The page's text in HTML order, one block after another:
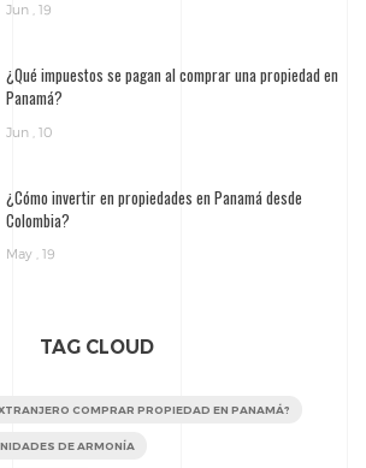
Jun , 19
¿Qué impuestos se pagan al comprar una propiedad en
Panamá?
Jun , 10
¿Cómo invertir en propiedades en Panamá desde
Colombia?
May , 19
TAG CLOUD
COMPRAR PROPIEDAD EN PANAMÁ?
DE ARMONÍA